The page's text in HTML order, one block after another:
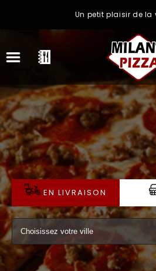
Un petit plaisir de la
ACCUEIL
LA CARTE
VOTRE COMPTE
NOTRE RESTAURANT
VOS AVIS
MENTIONS LÉGALES
EN LIVRAISON